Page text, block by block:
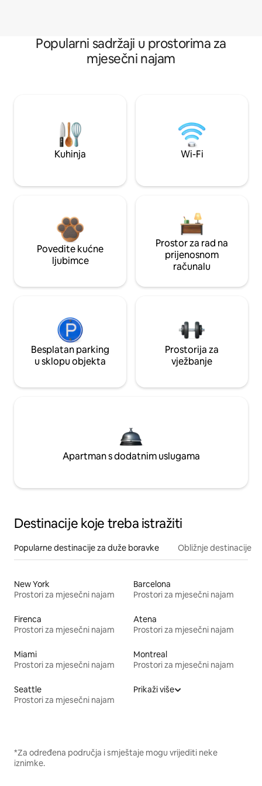
Popularni sadržaji u prostorima za
mjesečni najam
Kuhinja Wi-Fi
Povedite kućne
ljubimce
Prostor za rad na
prijenosnom
računalu
Besplatan parking
u sklopu objekta
Prostorija za
vježbanje
Apartman s dodatnim uslugama
Destinacije koje treba istražiti
Popularne destinacije za duže boravke Obližnje destinacije
New York
Prostori za mjesečni najam
Barcelona
Prostori za mjesečni najam
Firenca
Prostori za mjesečni najam
Atena
Prostori za mjesečni najam
Miami
Prostori za mjesečni najam
Montreal
Prostori za mjesečni najam
Seattle
Prostori za mjesečni najam
Prikaži više
*Za određena područja i smještaje mogu vrijediti neke
iznimke.